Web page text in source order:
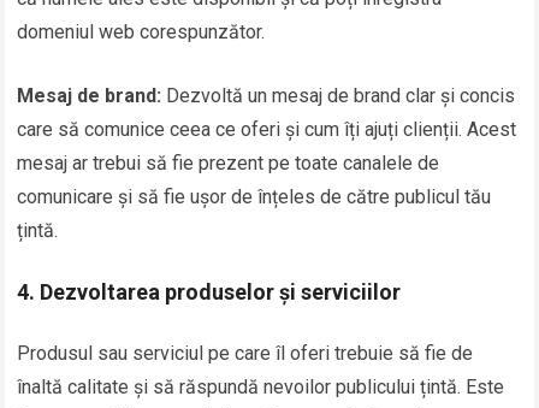
domeniul web corespunzător.
Mesaj de brand: Dezvoltă un mesaj de brand clar și concis
care să comunice ceea ce oferi și cum îți ajuți clienții. Acest
mesaj ar trebui să fie prezent pe toate canalele de
comunicare și să fie ușor de înțeles de către publicul tău
țintă.
4. Dezvoltarea produselor și serviciilor
Produsul sau serviciul pe care îl oferi trebuie să fie de
înaltă calitate și să răspundă nevoilor publicului țintă. Este